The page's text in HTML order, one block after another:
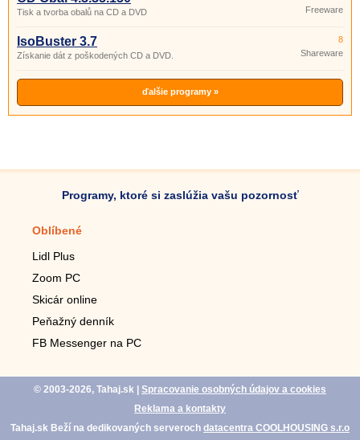
Tisk a tvorba obalů na CD a DVD
Freeware
IsoBuster 3.7
Získanie dát z poškodených CD a DVD.
8
Shareware
ďalšie programy »
Programy, ktoré si zaslúžia vašu pozornosť
Oblíbené
Lidl Plus
Zoom PC
Skicár online
Peňažný denník
FB Messenger na PC
© 2003-2026, Tahaj.sk
Spracovanie osobných údajov a cookies
Reklama a kontakty
Tahaj.sk Beží na dedikovaných serveroch datacentra COOLHOUSING s.r.o